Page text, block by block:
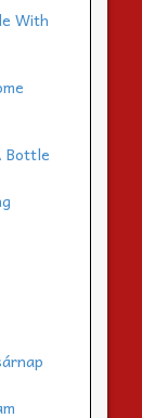
With
Bottle